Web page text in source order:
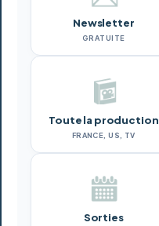
Newsletter
GRATUITE
Toute la production
FRANCE, US, TV
Sorties